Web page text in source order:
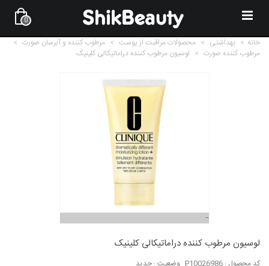
0
خانه > بهداشتی > محصولات مراقبت از پوست > مرطوب کننده و آبرسان صورت >
مرطوب کننده صورت > لوسیون مرطوب کننده دراماتیکالی کلینیک
لوسیون مرطوب کننده دراماتیکالی کلینیک
کد محصول : P10026986 وضعیت : جدید